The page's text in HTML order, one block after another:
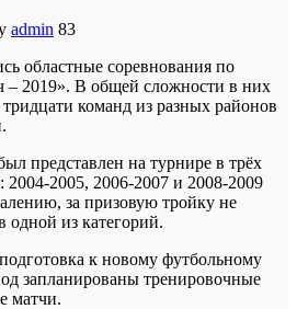
admin 83
областные соревнования по
– 2019». В общей сложности в них
команд из разных районов
представлен на турнире в трёх
2004-2005, 2006-2007 и 2008-2009
за призовую тройку не
одной из категорий.
к новому футбольному
запланированы тренировочные
матчи.